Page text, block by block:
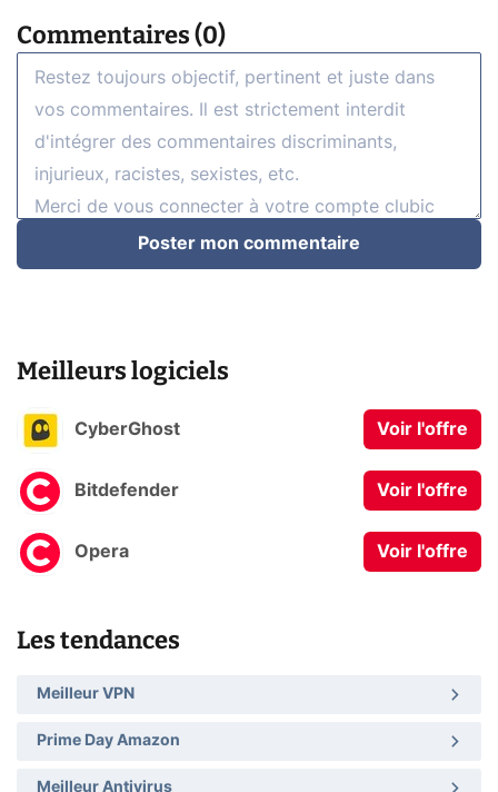
Commentaires (0)
Poster mon commentaire
Meilleurs logiciels
CyberGhost Voir l'offre
Bitdefender Voir l'offre
Opera Voir l'offre
Les tendances
Meilleur VPN
Prime Day Amazon
Meilleur Antivirus